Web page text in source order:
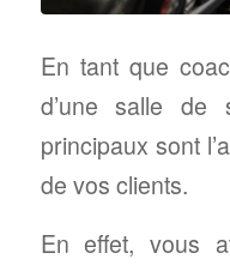
En tant que
d’une salle de
principaux sont
de vos clients.
En effet, vous